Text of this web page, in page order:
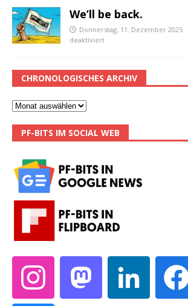
We’ll be back.
Donnerstag, 11. Dezember 2025
deaktiviert
CHRONOLOGISCHES ARCHIV
PF-BITS IM SOCIAL WEB